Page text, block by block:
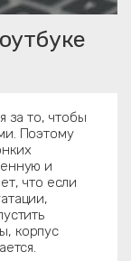
за то, чтобы
Поэтому
и
что если
корпус